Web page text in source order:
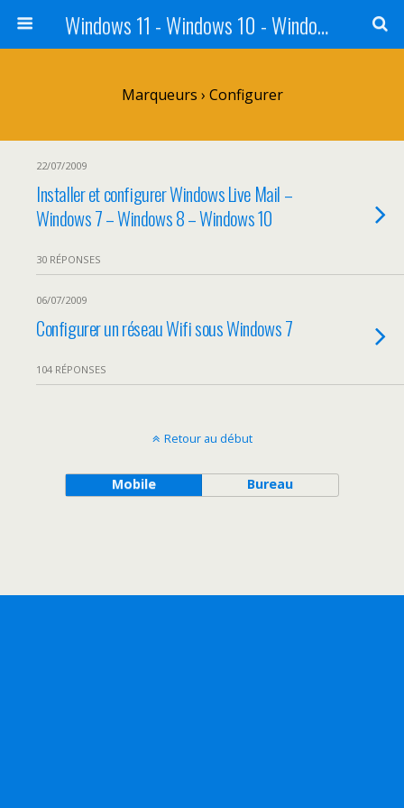
Windows 11 - Windows 10 - Windows 8 - Windows 7 - VISTA
Marqueurs › Configurer
22/07/2009
Installer et configurer Windows Live Mail –
Windows 7 – Windows 8 – Windows 10
30 RÉPONSES
06/07/2009
Configurer un réseau Wifi sous Windows 7
104 RÉPONSES
Retour au début
Mobile Bureau